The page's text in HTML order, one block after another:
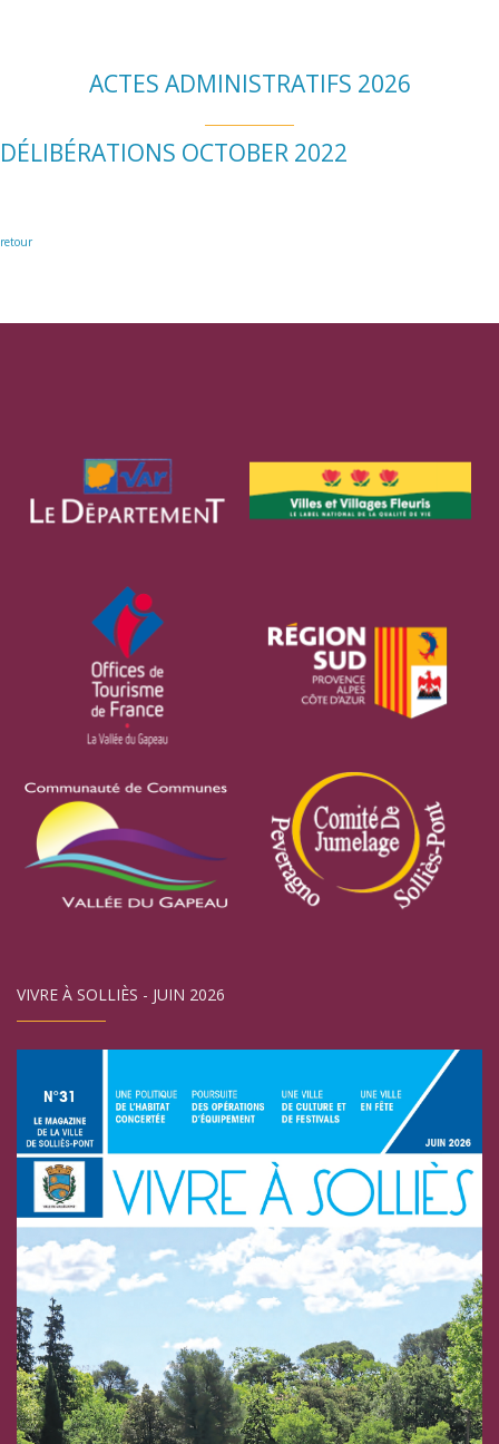
ACTES ADMINISTRATIFS 2026
DÉLIBÉRATIONS OCTOBER 2022
retour
VIVRE À SOLLIÈS - JUIN 2026